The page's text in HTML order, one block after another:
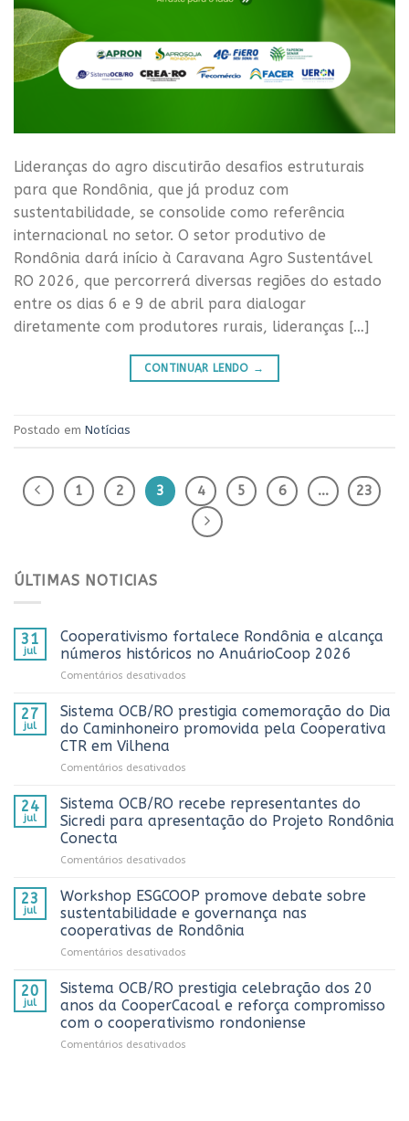
Lideranças do agro discutirão desafios estruturais
para que Rondônia, que já produz com
sustentabilidade, se consolide como referência
internacional no setor. O setor produtivo de
Rondônia dará início à Caravana Agro Sustentável
RO 2026, que percorrerá diversas regiões do estado
entre os dias 6 e 9 de abril para dialogar
diretamente com produtores rurais, lideranças […]
CONTINUAR LENDO →
Postado em Notícias
1 2 3 4 5 6 … 23
ÚLTIMAS NOTICIAS
31
jul
Cooperativismo fortalece Rondônia e alcança
números históricos no AnuárioCoop 2026
Comentários desativados
fortalece
Rondônia
e
no
AnuárioCoop
27
jul
Sistema OCB/RO prestigia comemoração do Dia
do Caminhoneiro promovida pela Cooperativa
CTR em Vilhena
Comentários desativados
OCB/RO
prestigia
comemoração
Caminhoneiro
promovida
pela
Cooperativa
Vilhena
24
jul
Sistema OCB/RO recebe representantes do
Sicredi para apresentação do Projeto Rondônia
Conecta
Comentários desativados
OCB/RO
recebe
representantes
do
apresentação
Rondônia
23
jul
Workshop ESGCOOP promove debate sobre
sustentabilidade e governança nas
cooperativas de Rondônia
Comentários desativados
ESGCOOP
promove
debate
sobre
20
jul
Sistema OCB/RO prestigia celebração dos 20
anos da CooperCacoal e reforça compromisso
com o cooperativismo rondoniense
Comentários desativados